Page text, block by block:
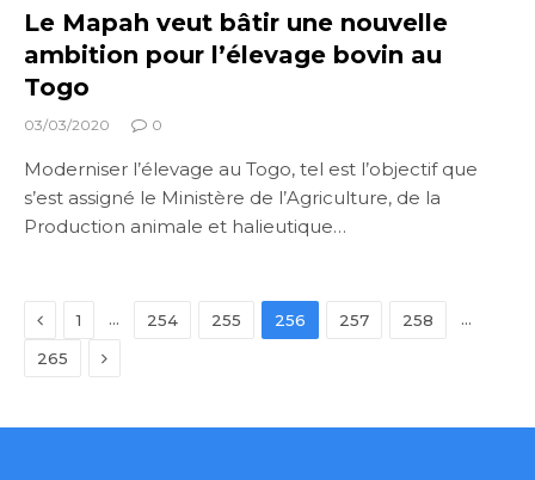
Le Mapah veut bâtir une nouvelle
ambition pour l’élevage bovin au
Togo
03/03/2020 0
Moderniser l’élevage au Togo, tel est l’objectif que
s’est assigné le Ministère de l’Agriculture, de la
Production animale et halieutique…
Previous
1 … 254 255 256 257 258 …
265 Next